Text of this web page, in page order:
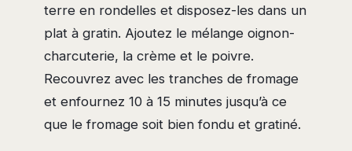
terre en rondelles et disposez-les dans un
plat à gratin. Ajoutez le mélange oignon-
charcuterie, la crème et le poivre.
Recouvrez avec les tranches de fromage
et enfournez 10 à 15 minutes jusqu’à ce
que le fromage soit bien fondu et gratiné.